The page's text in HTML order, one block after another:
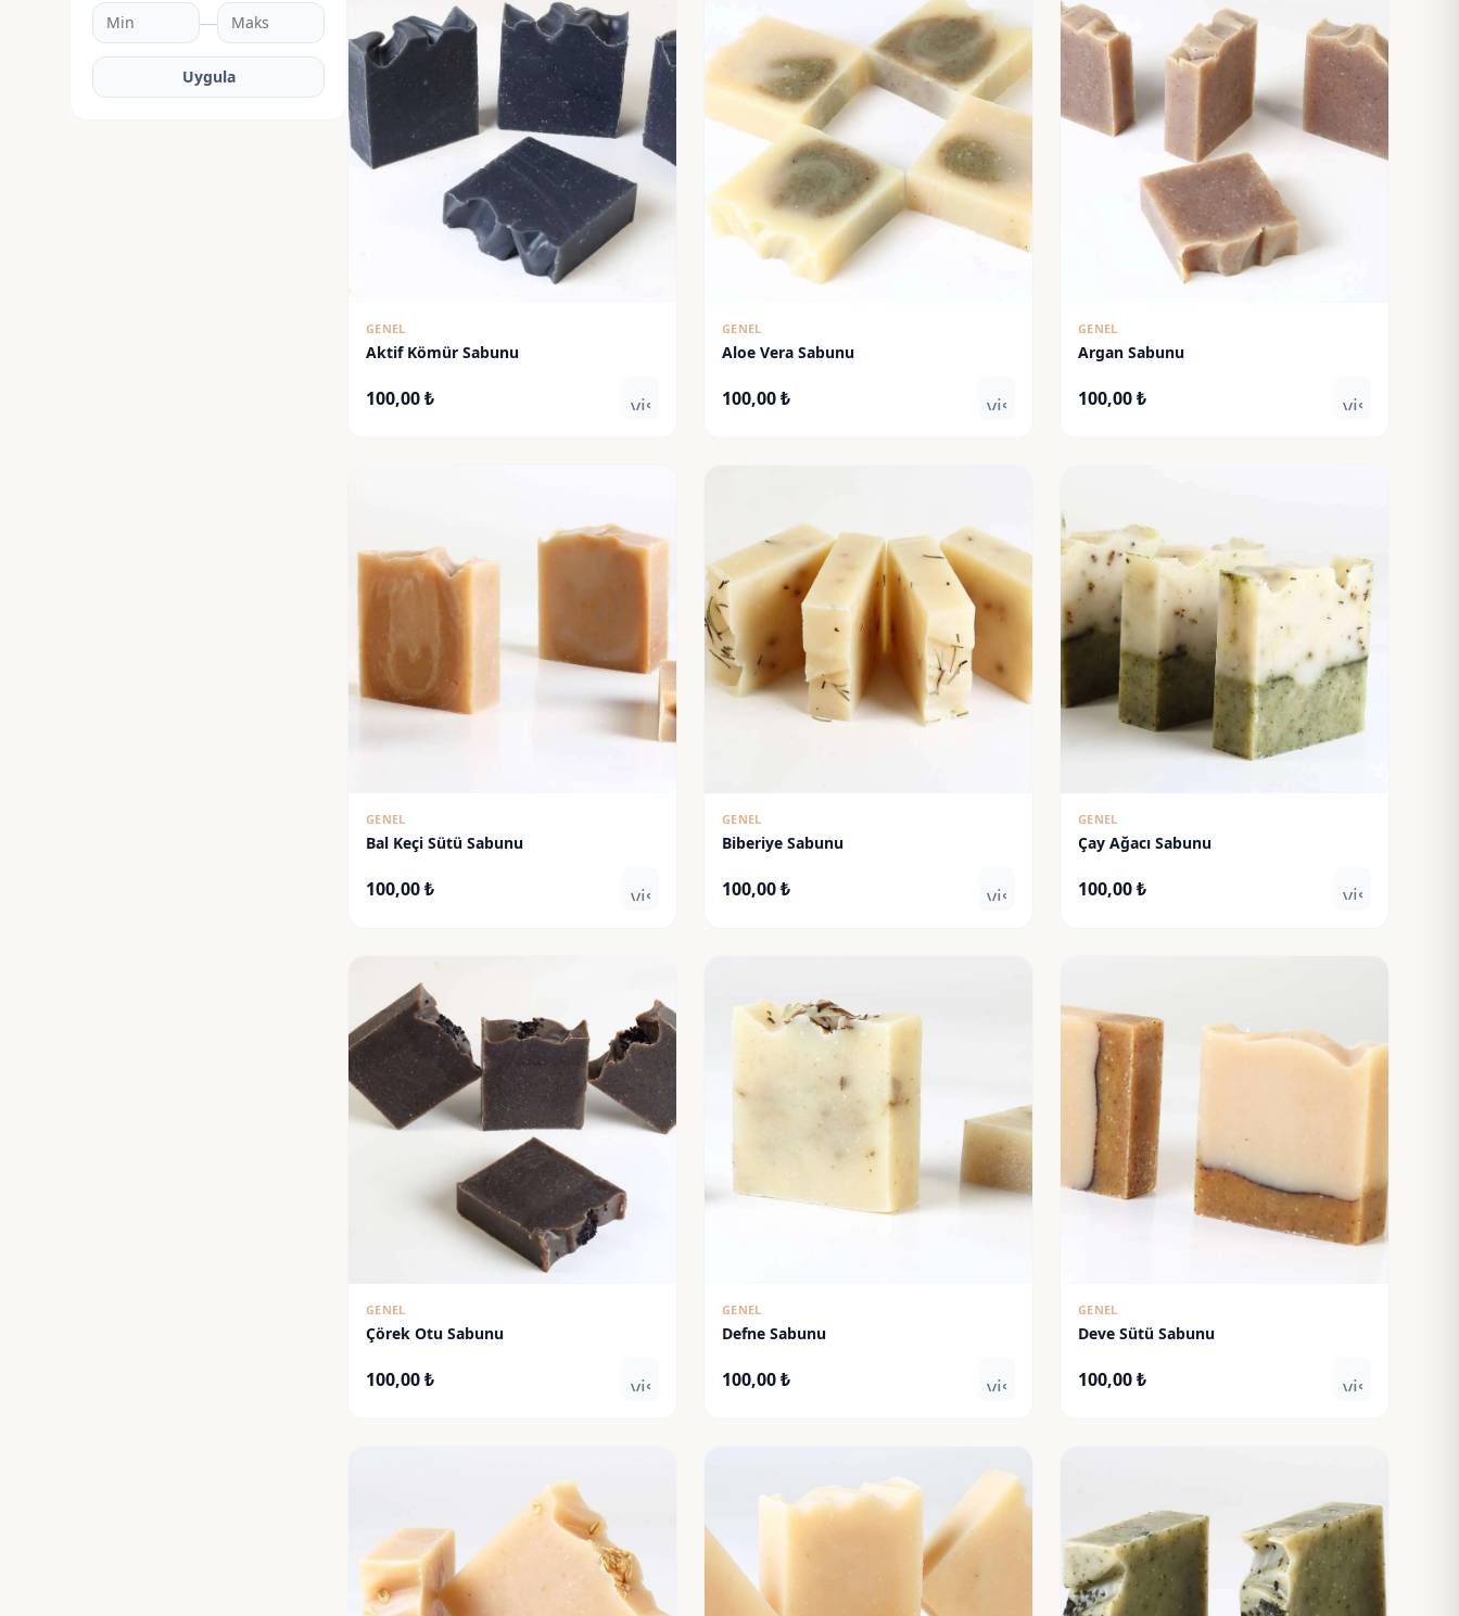
—
Uygula
GENEL
Aktif Kömür Sabunu
100,00₺ visibility
GENEL
Aloe Vera Sabunu
100,00₺ visibility
GENEL
Argan Sabunu
100,00₺ visibility
GENEL
Bal Keçi Sütü Sabunu
100,00₺ visibility
GENEL
Biberiye Sabunu
100,00₺ visibility
GENEL
Çay Ağacı Sabunu
100,00₺ visibility
GENEL
Çörek Otu Sabunu
100,00₺ visibility
GENEL
Defne Sabunu
100,00₺ visibility
GENEL
Deve Sütü Sabunu
100,00₺ visibility